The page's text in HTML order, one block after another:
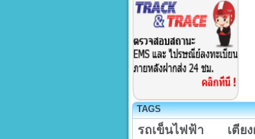
TAGS
รถเข็นไฟฟ้า
เตีย